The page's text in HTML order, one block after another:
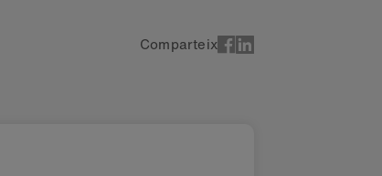
Comparteix